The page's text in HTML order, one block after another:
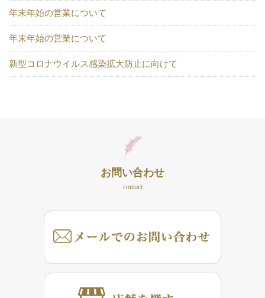
年末年始の営業について
年末年始の営業について
新型コロナウイルス感染拡大防止に向けて
お問い合わせ
contact